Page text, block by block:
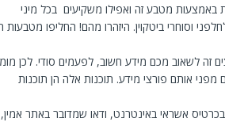
מטבע זה ואפילו משקיעים בכל מיני
וסוחרי ביטקוין. היזהרו מהם! החליפו מטבעות
לשאוב מכם מידע חשוב, לפעמים סודי. לכן
אותם פורצי מידע. תוכנות אלה הן תוכנות
אשראי באינטרנט, ודאו שמדובר באתר אמין,